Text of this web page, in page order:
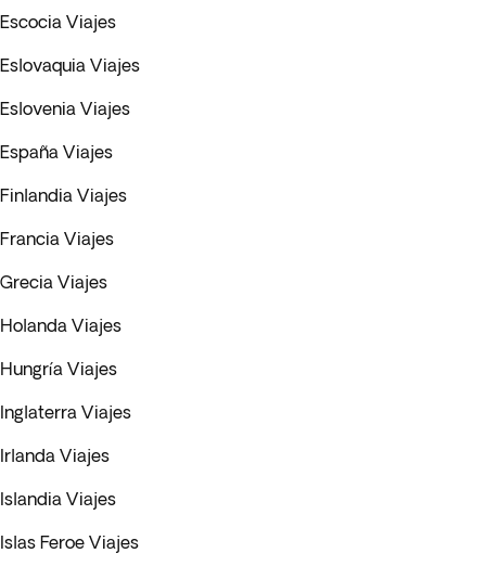
Escocia Viajes
Eslovaquia Viajes
Eslovenia Viajes
España Viajes
Finlandia Viajes
Francia Viajes
Grecia Viajes
Holanda Viajes
Hungría Viajes
Inglaterra Viajes
Irlanda Viajes
Islandia Viajes
Islas Feroe Viajes